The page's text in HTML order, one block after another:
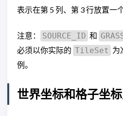
表示在第 5 列、第 3 行放置一
注意： SOURCE_ID 和
必须以你实际的 TileSet 为
例。
世界坐标和格子坐